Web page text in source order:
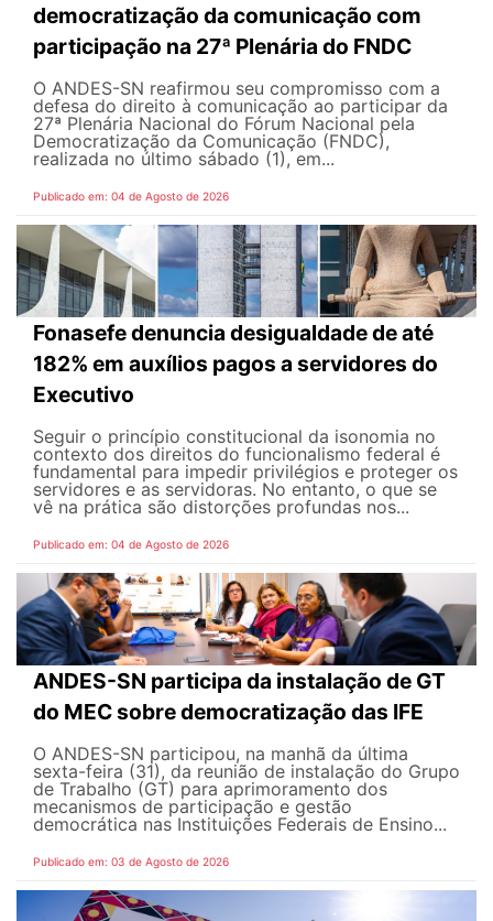
democratização da comunicação com
participação na 27ª Plenária do FNDC
O ANDES-SN reafirmou seu compromisso com a
defesa do direito à comunicação ao participar da
27ª Plenária Nacional do Fórum Nacional pela
Democratização da Comunicação (FNDC),
realizada no último sábado (1), em...
Publicado em: 04 de Agosto de 2026
Fonasefe denuncia desigualdade de até
182% em auxílios pagos a servidores do
Executivo
Seguir o princípio constitucional da isonomia no
contexto dos direitos do funcionalismo federal é
fundamental para impedir privilégios e proteger os
servidores e as servidoras. No entanto, o que se
vê na prática são distorções profundas nos...
Publicado em: 04 de Agosto de 2026
ANDES-SN participa da instalação de GT
do MEC sobre democratização das IFE
O ANDES-SN participou, na manhã da última
sexta-feira (31), da reunião de instalação do Grupo
de Trabalho (GT) para aprimoramento dos
mecanismos de participação e gestão
democrática nas Instituições Federais de Ensino...
Publicado em: 03 de Agosto de 2026